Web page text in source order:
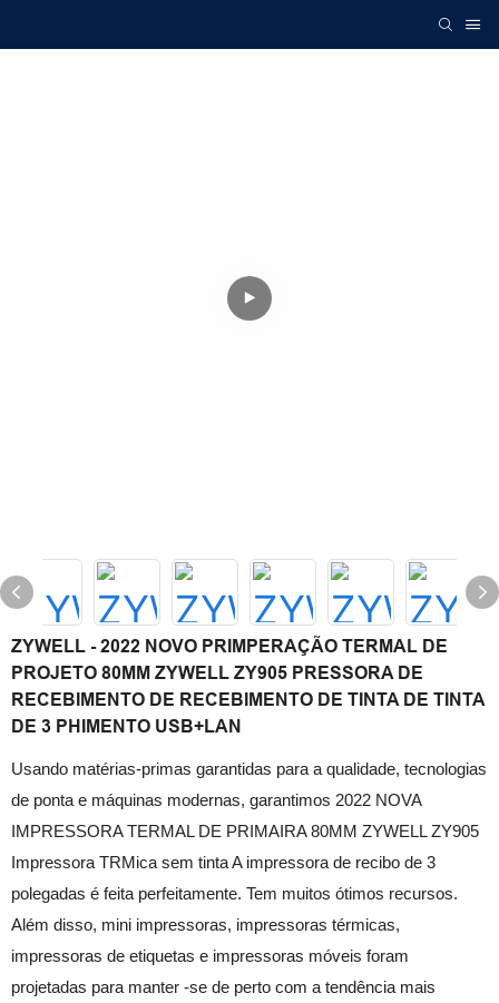
ZYWELL - 2022 NOVO PRIMPERAÇÃO TERMAL DE
PROJETO 80MM ZYWELL ZY905 PRESSORA DE
RECEBIMENTO DE RECEBIMENTO DE TINTA DE TINTA
DE 3 PHIMENTO USB+LAN
Usando matérias-primas garantidas para a qualidade, tecnologias
de ponta e máquinas modernas, garantimos 2022 NOVA
IMPRESSORA TERMAL DE PRIMAIRA 80MM ZYWELL ZY905
Impressora TRMica sem tinta A impressora de recibo de 3
polegadas é feita perfeitamente. Tem muitos ótimos recursos.
Além disso, mini impressoras, impressoras térmicas,
impressoras de etiquetas e impressoras móveis foram
projetadas para manter -se de perto com a tendência mais